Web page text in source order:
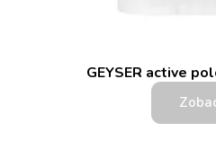
GEYSER active